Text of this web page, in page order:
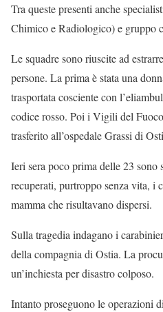
Tra queste presenti anche
Chimico e Radiologico) e gruppo
Le squadre sono riuscite ad
persone. La prima è stata una
trasportata cosciente con
codice rosso. Poi i Vigili del
trasferito all’ospedale Grassi di
Ieri sera poco prima delle 23
recuperati, purtroppo senza vita, i
mamma che risultavano dispersi.
Sulla tragedia indagano i
della compagnia di Ostia. La
un’inchiesta per disastro colposo.
Intanto proseguono le operazioni